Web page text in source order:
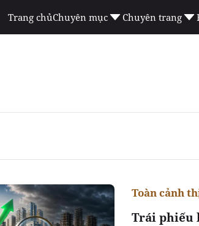
Trang chủChuyên mục Chuyên trang
Trái phiếu
Toàn cảnh